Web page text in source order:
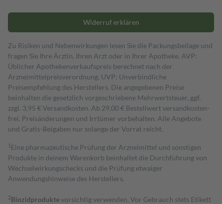
Widerruf erklären
Zu Risiken und Nebenwirkungen lesen Sie die Packungsbeilage und
fragen Sie Ihre Ärztin, Ihren Arzt oder in Ihrer Apotheke. AVP:
Üblicher Apothekenverkaufspreis berechnet nach der
Arzneimittelpreisverordnung. UVP: Unverbindliche
Preisempfehlung des Herstellers. Die angegebenen Preise
beinhalten die gesetzlich vorgeschriebene Mehrwertsteuer, ggf.
zzgl. 3,95 € Versandkosten. Ab 29,00 € Bestell­wert versand­kosten­
frei. Preisänderungen und Irrtümer vorbehalten. Alle Angebote
und Gratis-Beigaben nur solange der Vorrat reicht.
1 Eine pharmazeutische Prüfung der Arzneimittel und sonstigen
Produkte in deinem Warenkorb beinhaltet die Durchführung von
Wechselwirkungschecks und die Prüfung etwaiger
Anwendungshinweise des Herstellers.
2Biozidproduktevorsichtig verwenden. Vor Gebrauch stets Etikett